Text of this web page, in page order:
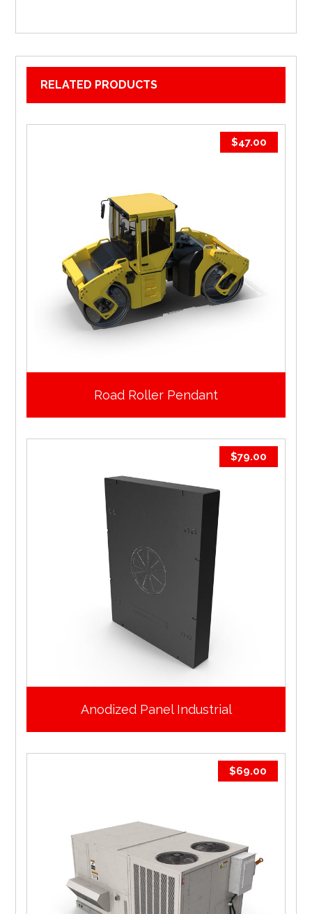
RELATED PRODUCTS
Road Roller Pendant
$47.00
Anodized Panel Industrial
$79.00
$69.00